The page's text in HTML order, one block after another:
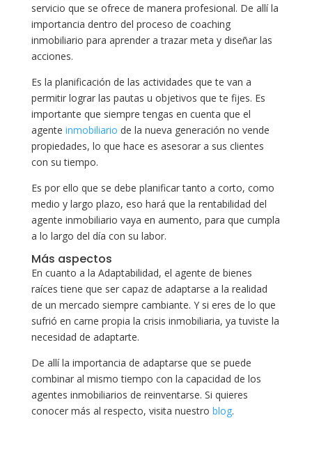
servicio que se ofrece de manera profesional. De allí la
importancia dentro del proceso de coaching
inmobiliario para aprender a trazar meta y diseñar las
acciones.
Es la planificación de las actividades que te van a
permitir lograr las pautas u objetivos que te fijes. Es
importante que siempre tengas en cuenta que el
agente inmobiliario de la nueva generación no vende
propiedades, lo que hace es asesorar a sus clientes
con su tiempo.
Es por ello que se debe planificar tanto a corto, como
medio y largo plazo, eso hará que la rentabilidad del
agente inmobiliario vaya en aumento, para que cumpla
a lo largo del día con su labor.
Más aspectos
En cuanto a la Adaptabilidad, el agente de bienes
raíces tiene que ser capaz de adaptarse a la realidad
de un mercado siempre cambiante. Y si eres de lo que
sufrió en carne propia la crisis inmobiliaria, ya tuviste la
necesidad de adaptarte.
De allí la importancia de adaptarse que se puede
combinar al mismo tiempo con la capacidad de los
agentes inmobiliarios de reinventarse. Si quieres
conocer más al respecto, visita nuestro blog.